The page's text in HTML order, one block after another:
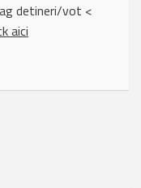
detineri/vot <
aici